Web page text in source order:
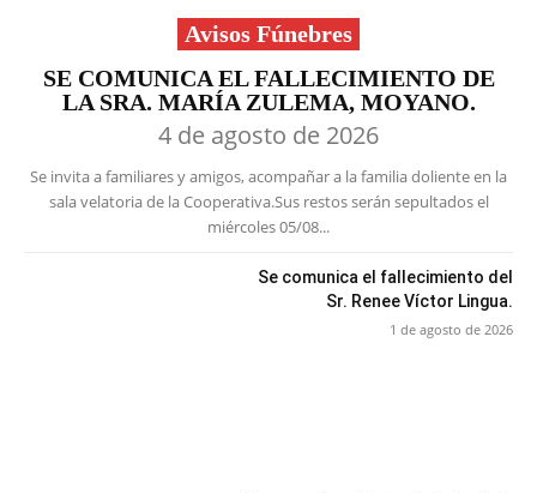
Avisos Fúnebres
SE COMUNICA EL FALLECIMIENTO DE
LA SRA. MARÍA ZULEMA, MOYANO.
4 de agosto de 2026
Se invita a familiares y amigos, acompañar a la familia doliente en la
sala velatoria de la Cooperativa.Sus restos serán sepultados el
miércoles 05/08...
Se comunica el fallecimiento del
Sr. Renee Víctor Lingua.
1 de agosto de 2026